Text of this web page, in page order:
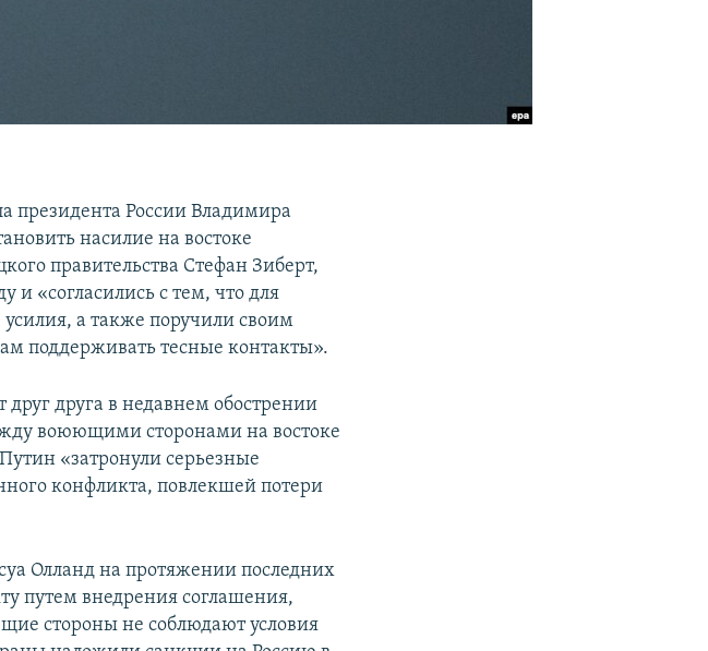
президента России Владимира
насилие на востоке
правительства Стефан Зиберт,
и «согласились с тем, что для
а также поручили своим
поддерживать тесные контакты».
друга в недавнем обострении
воюющими сторонами на востоке
«затронули серьезные
конфликта, повлекшей потери
Олланд на протяжении последних
путем внедрения соглашения,
стороны не соблюдают условия